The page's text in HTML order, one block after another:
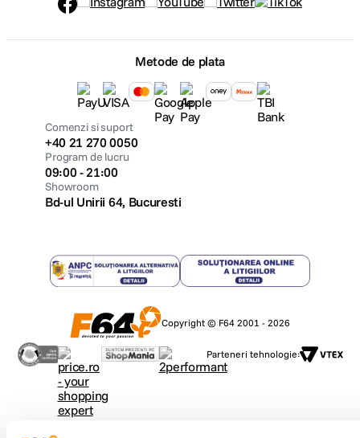
Metode de plata
Comenzi si suport
+40 21 270 0050
Program de lucru
09:00 - 21:00
Showroom
Bd-ul Unirii 64, Bucuresti
Copyright © F64 2001 - 2026
Parteneri tehnologie: